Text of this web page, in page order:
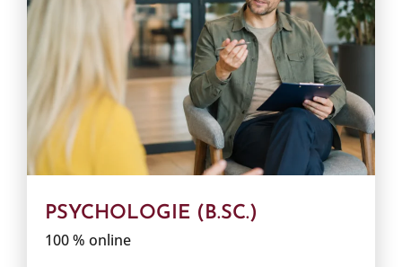
PSYCHOLOGIE (B.SC.)
100 % online